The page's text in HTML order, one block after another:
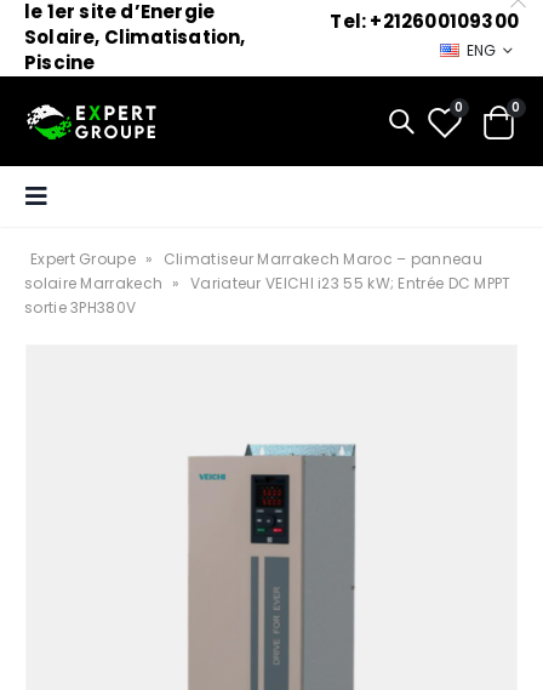
le 1er site d’Energie
Solaire, Climatisation,
Piscine
Tel: +212600109300
ENG
0 0
Expert Groupe »
Climatiseur Marrakech Maroc – panneau
solaire Marrakech » Variateur VEICHI i23 55 kW; Entrée DC MPPT
sortie 3PH380V